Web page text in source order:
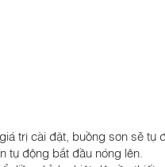
trị cài đặt, buồng sơn sẽ tự
tự động bắt đầu nóng lên.